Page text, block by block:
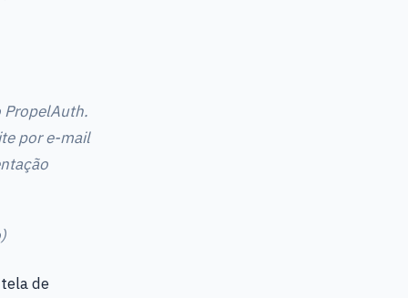
PropelAuth.
por e-mail
de